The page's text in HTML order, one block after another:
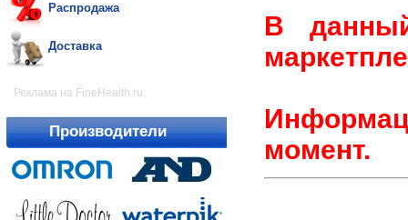
Распродажа
Доставка
Реклама на FineHealth.ru:
Производители
В
момент.